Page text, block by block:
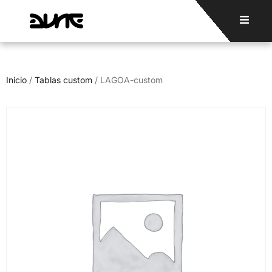
Inicio / Tablas custom / LAGOA-custom